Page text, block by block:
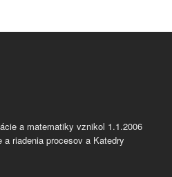
a matematiky vznikol 1.1.2006
riadenia procesov a Katedry